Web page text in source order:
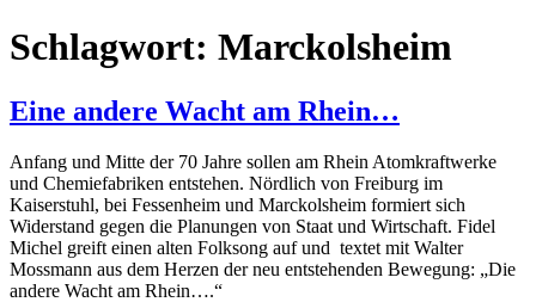
Schlagwort: Marckolsheim
Eine andere Wacht am Rhein…
Anfang und Mitte der 70 Jahre sollen am Rhein Atomkraftwerke
und Chemiefabriken entstehen. Nördlich von Freiburg im
Kaiserstuhl, bei Fessenheim und Marckolsheim formiert sich
Widerstand gegen die Planungen von Staat und Wirtschaft. Fidel
Michel greift einen alten Folksong auf und textet mit Walter
Mossmann aus dem Herzen der neu entstehenden Bewegung: „Die
andere Wacht am Rhein….“